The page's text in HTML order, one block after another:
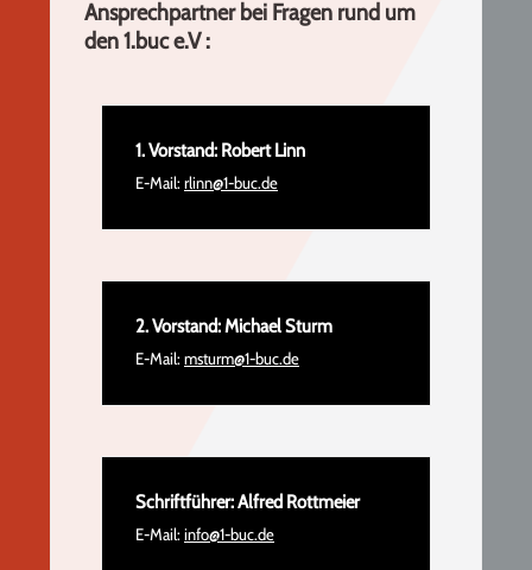
Ansprechpartner bei Fragen rund um
den 1.buc e.V :
1. Vorstand: Robert Linn
E-Mail:rlinn@1-buc.de
2. Vorstand: Michael Sturm
E-Mail:msturm@1-buc.de
Schriftführer: Alfred Rottmeier
E-Mail:info@1-buc.de